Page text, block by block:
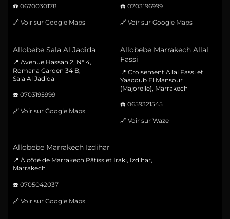
☎️ 0670030178
🔗 Voir sur Google Maps
☎️ 0703196999
🔗 Voir sur Google Maps
Allobebe Sala Al Jadida
📍 Avenue Hassan 2, N° 4,
Romana Garden 34 B,
Sala Al Jadida
☎️ 0703195999
🔗 Voir sur Google Maps
Allobebe Marrakech Allal
Fassi
📍 Croisement Allal Fassi et
Yaacoub El Mansour
(Majorelle), Marrakech
☎️ 0659321545
🔗 Voir sur Waze
Allobebe Marrakech Izdihar
📍 À côté de Marrakech Pâtiss et Iraki, Izdihar,
Marrakech
☎️ 0705042037
🔗 Voir sur Google Maps